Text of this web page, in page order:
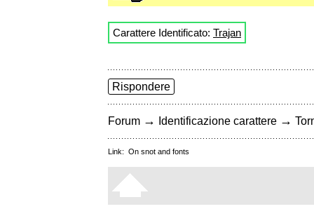
Carattere Identificato: Trajan
Rispondere
Forum → Identificazione carattere →
Link: On snot and fonts